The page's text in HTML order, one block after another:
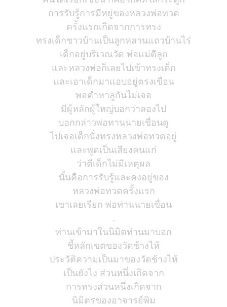
การรับรู้การมีหยู่ของหลวงพ่อทวด
ครั้งแรกเกิดจากการทรง
ทรงเด็กชาวบ้านเป็นลูกหลานแถวบ้านไร่
เด็กอยู่บริเวณวัด พ่อแม่ตีลูก
และหลวงพ่อก็เลยไปเข้าทรงเด็ก
และเอาเด็กมาแอบอยู่ตรงเขื่อน
พอค่ำหาลูกันไม่เจอ
มีผู้หลักผู้ใหญ่บอกว่าลองไป
บอกกล่าวพ่อทานนายเขื่อนดู
ไปเจอเด็กนั่งทรงหลวงพ่อทวดอยู่
และพูดเป็นเสียงคนแก่
ว่าตีเด็กไม่มีเหตุผล
นั้นคือการรับรู้และคงอยู่ของ
หลวงพ่อทวดครั้งแรก
เขาเลยเรียก พ่อท่านนายเขื่อน
.
ท่านเข้ามาในนิมิตท่านมาบอก
ชี้หลักเขตของวัดช้างไห้
ประวัติความเป็นมาของวัดช้างไห้
เป็นยังไง ส่วนหนึ่งเกิดจาก
การทรงส่วนหนึ่งเกิดจาก
นิมิตรของอาจารย์พิม